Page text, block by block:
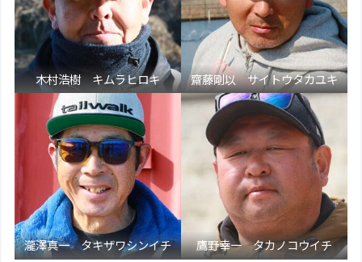
木村浩樹 キムラヒロキ 齋藤剛以 サイトウタカユキ
瀧澤真一 タキザワシンイチ 鷹野幸一 タカノコウイチ